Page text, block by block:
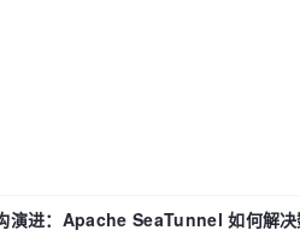
演进：Apache SeaTunnel 如何解